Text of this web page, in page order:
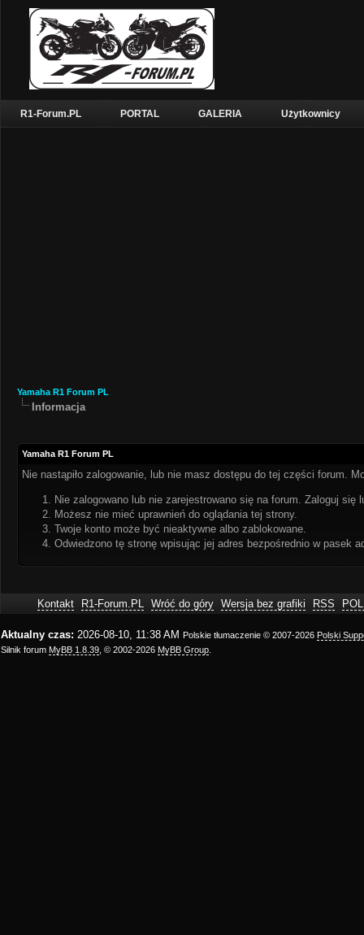
R1-Forum.PL PORTAL GALERIA Użytkownicy
Yamaha R1 Forum PL
Informacja
Yamaha R1 Forum PL
Nie nastąpiło zalogowanie, lub nie masz dostępu do tej części forum.
Nie zalogowano lub nie zarejestrowano się na forum. Zaloguj się
Możesz nie mieć uprawnień do oglądania tej strony.
Twoje konto może być nieaktywne albo zablokowane.
Odwiedzono tę stronę wpisując jej adres bezpośrednio w pasek
Kontakt R1-Forum.PL Wróć do góry Wersja bez grafiki RSS
Aktualny czas: 2026-08-10, 11:38 AM Polskie tłumaczenie © 2007-2026 Polski
Silnik forum MyBB 1.8.39 , © 2002-2026 MyBB Group